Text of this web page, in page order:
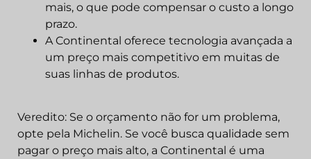
mais, o que pode compensar o custo a longo
prazo.
A Continental oferece tecnologia avançada a
um preço mais competitivo em muitas de
suas linhas de produtos.
Veredito: Se o orçamento não for um problema,
opte pela Michelin. Se você busca qualidade sem
pagar o preço mais alto, a Continental é uma